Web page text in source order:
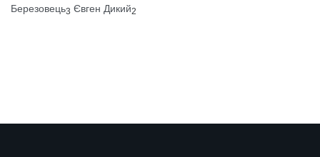
Березовець3 Євген Дикий2